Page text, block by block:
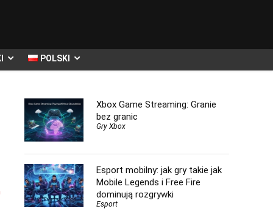
POLSKI
Xbox Game Streaming: Granie
bez granic
Gry Xbox
Esport mobilny: jak gry takie jak
Mobile Legends i Free Fire
dominują rozgrywki
Esport